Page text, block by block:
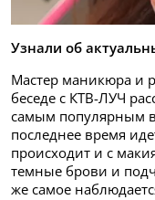
Узнали об
Мастер маникюра и
беседе с КТВ-ЛУЧ
самым популярным
последнее время
происходит и с
темные брови и
же самое